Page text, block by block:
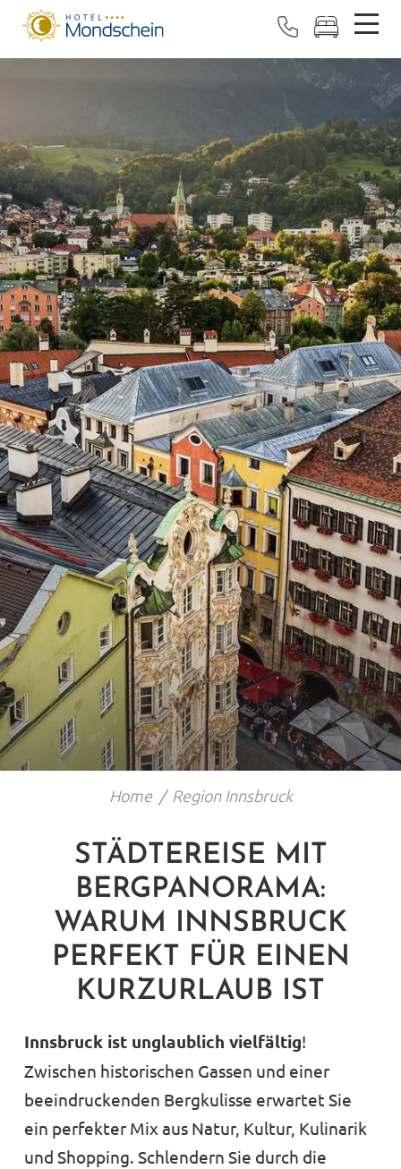
Home Region Innsbruck
STÄDTEREISE MIT
BERGPANORAMA:
WARUM INNSBRUCK
PERFEKT FÜR EINEN
KURZURLAUB IST
Innsbruck ist unglaublich vielfältig!
Zwischen historischen Gassen und einer
beeindruckenden Bergkulisse erwartet Sie
ein perfekter Mix aus Natur, Kultur, Kulinarik
und Shopping. Schlendern Sie durch die